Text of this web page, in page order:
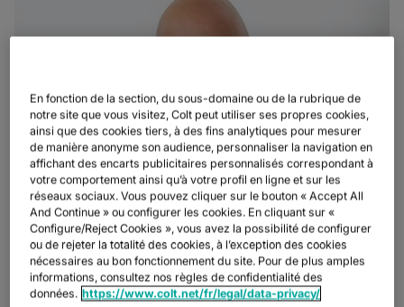
En fonction de la section, du sous-domaine ou de la rubrique de
notre site que vous visitez, Colt peut utiliser ses propres cookies,
ainsi que des cookies tiers, à des fins analytiques pour mesurer
de manière anonyme son audience, personnaliser la navigation en
affichant des encarts publicitaires personnalisés correspondant à
votre comportement ainsi qu’à votre profil en ligne et sur les
réseaux sociaux. Vous pouvez cliquer sur le bouton « Accept All
And Continue » ou configurer les cookies. En cliquant sur «
Configure/Reject Cookies », vous avez la possibilité de configurer
ou de rejeter la totalité des cookies, à l’exception des cookies
nécessaires au bon fonctionnement du site. Pour de plus amples
informations, consultez nos règles de confidentialité des
données. https://www.colt.net/fr/legal/data-privacy/